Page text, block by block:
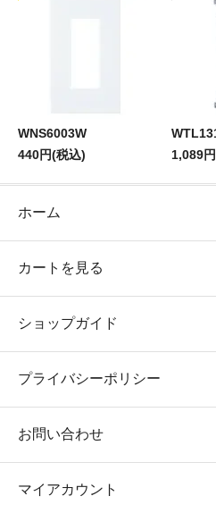
WNS6003W
440円(税込)
1,089
ホーム
カートを見る
ショップガイド
プライバシーポリシー
お問い合わせ
マイアカウント